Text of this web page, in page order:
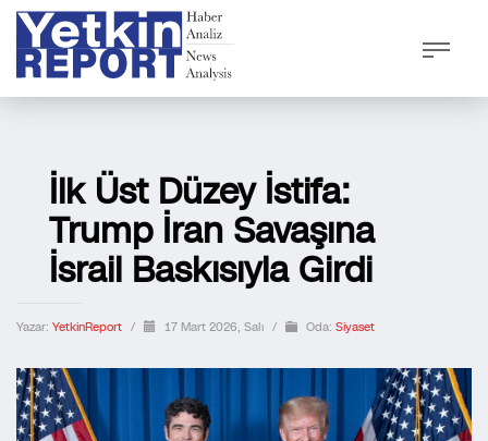
İlk Üst Düzey İstifa:
Trump İran Savaşına
İsrail Baskısıyla Girdi
Yazar: YetkinReport / 17 Mart 2026, Salı / Oda: Siyaset